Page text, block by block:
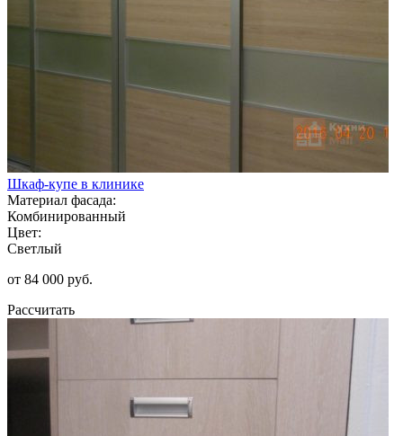
Шкаф-купе в клинике
Материал фасада:
Комбинированный
Цвет:
Светлый
от 84 000 руб.
Рассчитать